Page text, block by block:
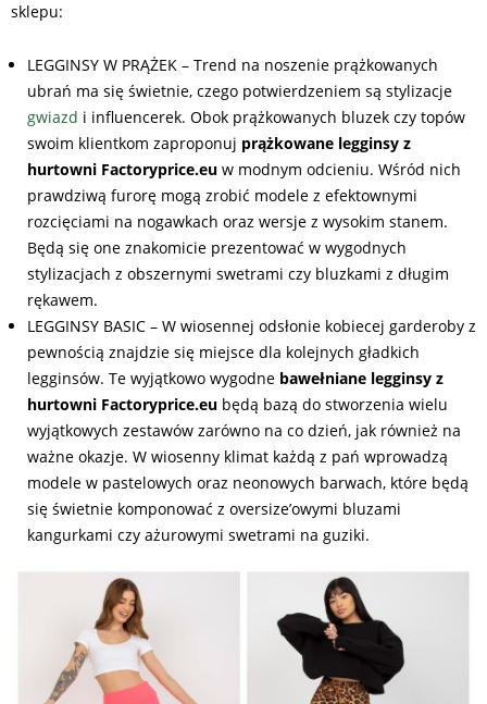
sklepu:
LEGGINSY W PRĄŻEK – Trend na noszenie prążkowanych
ubrań ma się świetnie, czego potwierdzeniem są stylizacje
gwiazd i influencerek. Obok prążkowanych bluzek czy topów
swoim klientkom zaproponuj prążkowane legginsy z
hurtowni Factoryprice.eu w modnym odcieniu. Wśród nich
prawdziwą furorę mogą zrobić modele z efektownymi
rozcięciami na nogawkach oraz wersje z wysokim stanem.
Będą się one znakomicie prezentować w wygodnych
stylizacjach z obszernymi swetrami czy bluzkami z długim
rękawem.
LEGGINSY BASIC – W wiosennej odsłonie kobiecej garderoby z
pewnością znajdzie się miejsce dla kolejnych gładkich
legginsów. Te wyjątkowo wygodne bawełniane legginsy z
hurtowni Factoryprice.eu będą bazą do stworzenia wielu
wyjątkowych zestawów zarówno na co dzień, jak również na
ważne okazje. W wiosenny klimat każdą z pań wprowadzą
modele w pastelowych oraz neonowych barwach, które będą
się świetnie komponować z oversize’owymi bluzami
kangurkami czy ażurowymi swetrami na guziki.